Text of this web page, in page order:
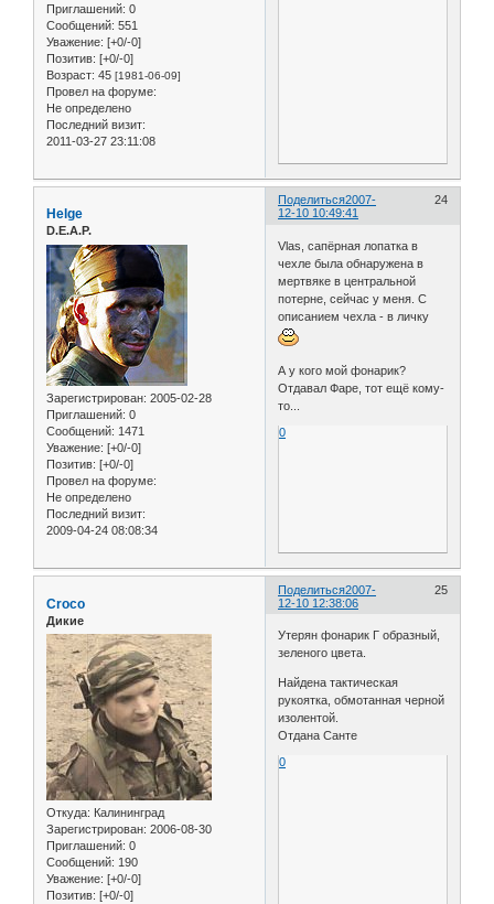
Приглашений: 0
Сообщений: 551
Уважение: [+0/-0]
Позитив: [+0/-0]
Возраст: 45 [1981-06-09]
Провел на форуме:
Не определено
Последний визит:
2011-03-27 23:11:08
Поделиться 24
2007-
12-10 10:49:41
Helge
D.E.A.P.
Зарегистрирован: 2005-02-28
Приглашений: 0
Сообщений: 1471
Уважение: [+0/-0]
Позитив: [+0/-0]
Провел на форуме:
Не определено
Последний визит:
2009-04-24 08:08:34
Vlas, сапёрная лопатка в
чехле была обнаружена в
мертвяке в центральной
потерне, сейчас у меня. С
описанием чехла - в личку
А у кого мой фонарик?
Отдавал Фаре, тот ещё кому-
то...
0
Поделиться 25
2007-
12-10 12:38:06
Croco
Дикие
Откуда: Калининград
Зарегистрирован: 2006-08-30
Приглашений: 0
Сообщений: 190
Уважение: [+0/-0]
Позитив: [+0/-0]
Утерян фонарик Г образный,
зеленого цвета.
Найдена тактическая
рукоятка, обмотанная черной
изолентой.
Отдана Санте
0